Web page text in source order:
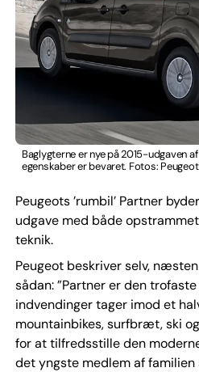
Baglygterne er nye på 2015-udgaven
egenskaber er bevaret. Fotos: Peugeot
Peugeots ’rumbil’ Partner
udgave med både
teknik.
Peugeot beskriver selv,
sådan: ”Partner er den
indvendinger tager imod et
mountainbikes, surfbræt, ski
for at tilfredsstille den
det yngste medlem af